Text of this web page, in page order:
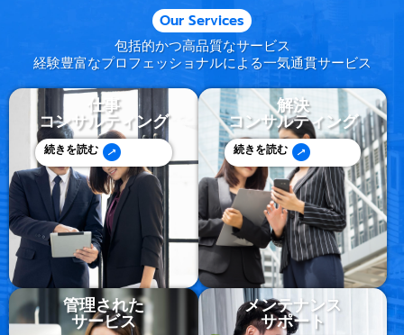
Our Services
包括的かつ高品質なサービス
経験豊富なプロフェッショナルによる一気通貫サービス
仕事
コンサルティング
続きを読む
解決
コンサルティング
続きを読む
管理された
サービス
メンテナンス​
サポート